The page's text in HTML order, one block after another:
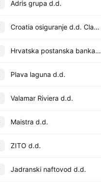
Adris grupa d.d.
Croatia osiguranje d.d. Class A
Hrvatska postanska banka d.d.
Plava laguna d.d.
Valamar Riviera d.d.
Maistra d.d.
ZITO d.d.
Jadranski naftovod d.d.